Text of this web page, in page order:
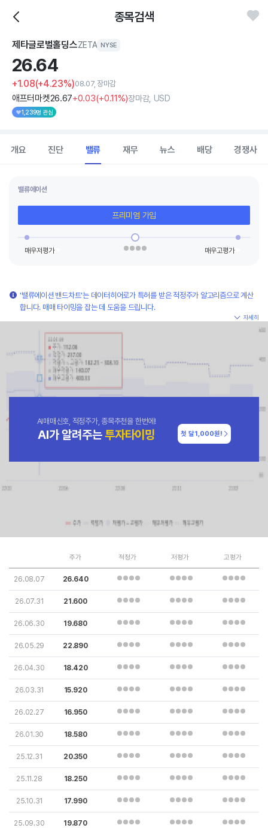
종목검색
제타글로벌홀딩스ZETA NYSE
26.64
+1.08(+4.23%)08.07, 장마감
애프터마켓26.67+0.03(+0.11%)장마감, USD
1,239명 관심
개요 진단 밸류 재무 뉴스 배당 경쟁사
밸류에이션
프리미엄 가입
'밸류에이션 밴드차트'는 데이터히어로가 특허를 받은 적정주가 알고리즘으로 계산
합니다. 매매 타이밍을 잡는 데 도움을 드립니다.
자세히
AI매매신호, 적정주가, 종목추천을 한번에!
AI가 알려주는투자타이밍 첫 달1,000원!
주가 적정가 저평가 고평가
26.08.07 26.640
26.07.31 21.600
26.06.30 19.680
26.05.29 22.890
26.04.30 18.420
26.03.31 15.920
26.02.27 16.950
26.01.30 18.580
25.12.31 20.350
25.11.28 18.250
25.10.31 17.990
25.09.30 19.870